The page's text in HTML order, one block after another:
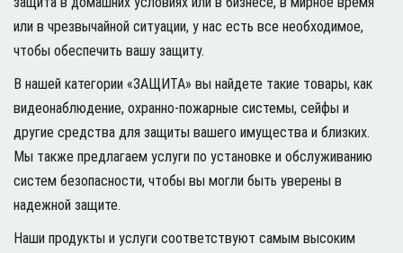
или в чрезвычайной ситуации, у нас есть все необходимое,
чтобы обеспечить вашу защиту.
В нашей категории «ЗАЩИТА» вы найдете такие товары, как
видеонаблюдение, охранно-пожарные системы, сейфы и
другие средства для защиты вашего имущества и близких.
Мы также предлагаем услуги по установке и обслуживанию
систем безопасности, чтобы вы могли быть уверены в
надежной защите.
Наши продукты и услуги соответствуют самым высоким